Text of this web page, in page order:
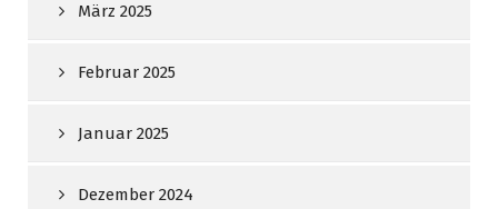
März 2025
Februar 2025
Januar 2025
Dezember 2024